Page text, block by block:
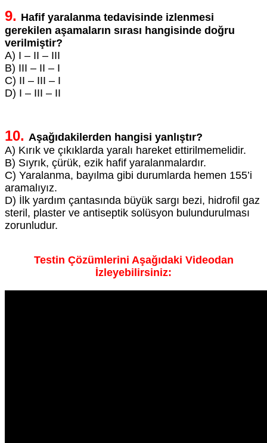
9. Hafif yaralanma tedavisinde izlenmesi
gerekilen aşamaların sırası hangisinde doğru
verilmiştir?
A) I – II – III
B) III – II – I
C) II – III – I
D) I – III – II
10. Aşağıdakilerden hangisi yanlıştır?
A) Kırık ve çıkıklarda yaralı hareket ettirilmemelidir.
B) Sıyrık, çürük, ezik hafif yaralanmalardır.
C) Yaralanma, bayılma gibi durumlarda hemen 155’i
aramalıyız.
D) İlk yardım çantasında büyük sargı bezi, hidrofil gaz
steril, plaster ve antiseptik solüsyon bulundurulması
zorunludur.
Testin Çözümlerini Aşağıdaki Videodan
İzleyebilirsiniz: